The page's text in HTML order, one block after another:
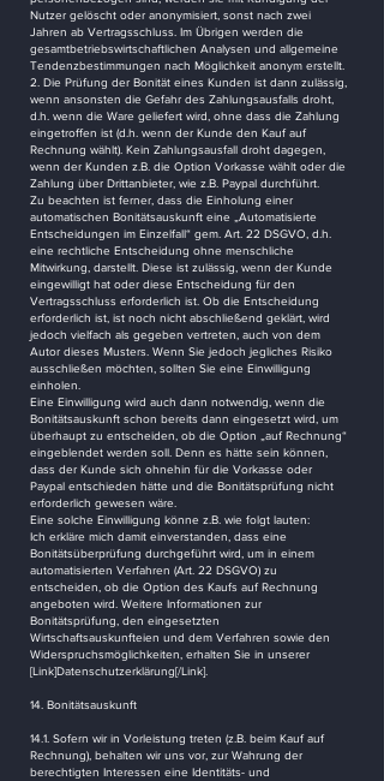
Nutzer gelöscht oder anonymisiert, sonst nach zwei
Jahren ab Vertragsschluss. Im Übrigen werden die
gesamtbetriebswirtschaftlichen Analysen und allgemeine
Tendenzbestimmungen nach Möglichkeit anonym erstellt.
2. Die Prüfung der Bonität eines Kunden ist dann zulässig,
wenn ansonsten die Gefahr des Zahlungsausfalls droht,
d.h. wenn die Ware geliefert wird, ohne dass die Zahlung
eingetroffen ist (d.h. wenn der Kunde den Kauf auf
Rechnung wählt). Kein Zahlungsausfall droht dagegen,
wenn der Kunden z.B. die Option Vorkasse wählt oder die
Zahlung über Drittanbieter, wie z.B. Paypal durchführt.
Zu beachten ist ferner, dass die Einholung einer
automatischen Bonitätsauskunft eine „Automatisierte
Entscheidungen im Einzelfall“ gem. Art. 22 DSGVO, d.h.
eine rechtliche Entscheidung ohne menschliche
Mitwirkung, darstellt. Diese ist zulässig, wenn der Kunde
eingewilligt hat oder diese Entscheidung für den
Vertragsschluss erforderlich ist. Ob die Entscheidung
erforderlich ist, ist noch nicht abschließend geklärt, wird
jedoch vielfach als gegeben vertreten, auch von dem
Autor dieses Musters. Wenn Sie jedoch jegliches Risiko
ausschließen möchten, sollten Sie eine Einwilligung
einholen.
Eine Einwilligung wird auch dann notwendig, wenn die
Bonitätsauskunft schon bereits dann eingesetzt wird, um
überhaupt zu entscheiden, ob die Option „auf Rechnung“
eingeblendet werden soll. Denn es hätte sein können,
dass der Kunde sich ohnehin für die Vorkasse oder
Paypal entschieden hätte und die Bonitätsprüfung nicht
erforderlich gewesen wäre.
Eine solche Einwilligung könne z.B. wie folgt lauten:
Ich erkläre mich damit einverstanden, dass eine
Bonitätsüberprüfung durchgeführt wird, um in einem
automatisierten Verfahren (Art. 22 DSGVO) zu
entscheiden, ob die Option des Kaufs auf Rechnung
angeboten wird. Weitere Informationen zur
Bonitätsprüfung, den eingesetzten
Wirtschaftsauskunfteien und dem Verfahren sowie den
Widerspruchsmöglichkeiten, erhalten Sie in unserer
[Link]Datenschutzerklärung[/Link].
14. Bonitätsauskunft
14.1. Sofern wir in Vorleistung treten (z.B. beim Kauf auf
Rechnung), behalten wir uns vor, zur Wahrung der
berechtigten Interessen eine Identitäts- und